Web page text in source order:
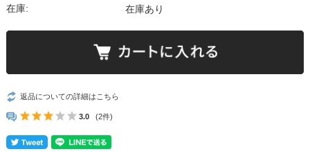
在庫: 在庫あり
返品についての詳細はこちら
3.0 (2件)